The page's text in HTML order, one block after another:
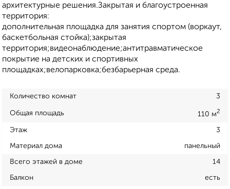
архитектурные решения.Закрытая и благоустроенная
территория:
дополнительная площадка для занятия спортом (воркаут,
баскетбольная стойка);закрытая
территория;видеонаблюдение;антитравматическое
покрытие на детских и спортивных
площадках;велопарковка;безбарьерная среда.
Количество комнат 3
Общая площадь 110 м2
Этаж 3
Материал дома панельный
Всего этажей в доме 14
Балкон есть